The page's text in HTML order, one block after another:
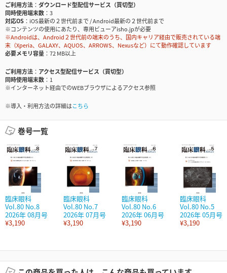
ご利用方法
ダウンロード型配信サービス（買切型）
同時使用端末数
3
対応OS
iOS最新の２世代前まで / Android最新の２世代前まで
※コンテンツの使用にあたり、専用ビューアisho.jpが必要
※Androidは、Android２世代前の端末のうち、国内キャリア経由で販売されている端
末（Xperia、GALAXY、AQUOS、ARROWS、Nexusなど）にて動作確認しています
必要メモリ容量
72 MB以上
ご利用方法
アクセス型配信サービス（買切型）
同時使用端末数
1
※インターネット経由でのWEBブラウザによるアクセス参照
※導入・利用方法の詳細はこちら
巻号一覧
臨床眼科
Vol.80 No.8
2026年 08月号
¥3,190
臨床眼科
Vol.80 No.7
2026年 07月号
¥3,190
臨床眼科
Vol.80 No.6
2026年 06月号
¥3,190
臨床眼科
Vol.80 No.5
2026年 05月号
¥3,190